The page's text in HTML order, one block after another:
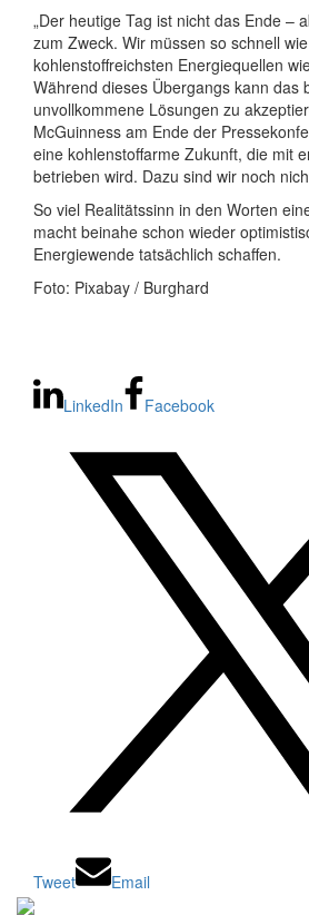
„Der heutige Tag ist nicht das Ende –
zum Zweck. Wir müssen so schnell
kohlenstoffreichsten Energiequellen
Während dieses Übergangs kann das
unvollkommene Lösungen zu
McGuinness am Ende der
eine kohlenstoffarme Zukunft, die mit
betrieben wird. Dazu sind wir noch
So viel Realitätssinn in den Worten
macht beinahe schon wieder
Energiewende tatsächlich schaffen.
Foto: Pixabay / Burghard
LinkedIn Facebook
Tweet Email